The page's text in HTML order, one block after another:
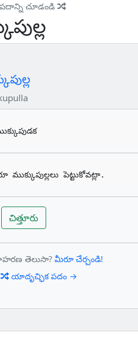
చూడండి
పెట్టుకోవట్లా.
చిత్తూరు
తెలుసా? మీరూ చేర్చండి!
యాదృచ్ఛిక పదం →